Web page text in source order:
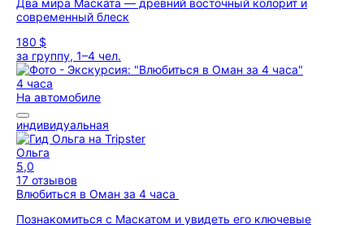
Два мира Маската — древний восточный колорит и
современный блеск
180 $
за группу, 1–4 чел.
4 часа
На автомобиле
индивидуальная
Ольга
5,0
17 отзывов
Влюбиться в Оман за 4 часа
Познакомиться с Маскатом и увидеть его ключевые